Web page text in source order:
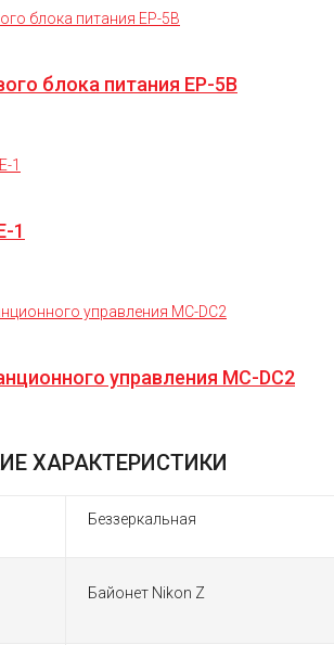
блока питания EP-5B
1
управления MC-DC2
ХАРАКТЕРИСТИКИ
Беззеркальная
Байонет Nikon Z